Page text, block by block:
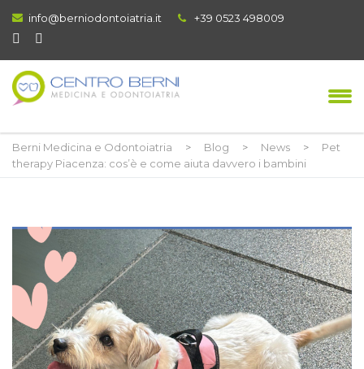
info@berniodontoiatria.it +39 0523 498009
Berni Medicina e Odontoiatria > Blog > News >
Pet
therapy Piacenza: cos’è e come aiuta davvero i bambini